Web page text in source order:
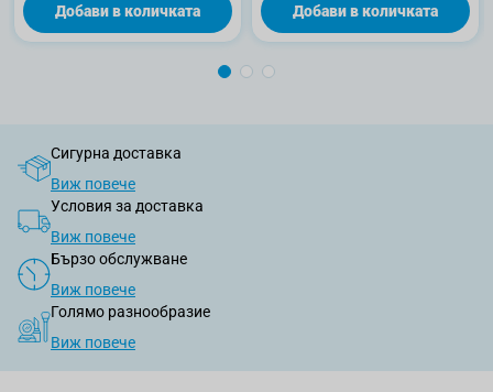
Добави в количката Добави в количката
Сигурна доставка
Виж повече
Условия за доставка
Виж повече
Бързо обслужване
Виж повече
Голямо разнообразие
Виж повече